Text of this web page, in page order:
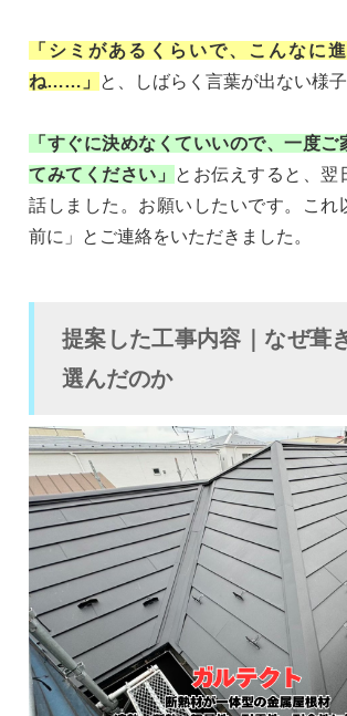
「シミがあるくらいで、こんなに
ね……」
と、しばらく言葉が出ない様子
「すぐに決めなくていいので、一度ご
てみてください」
とお伝えすると、翌
話しました。お願いしたいです。これ
前に」とご連絡をいただきました。
提案した工事内容｜なぜ葺
選んだのか